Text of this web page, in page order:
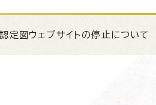
定図ウェブサイトの停止について